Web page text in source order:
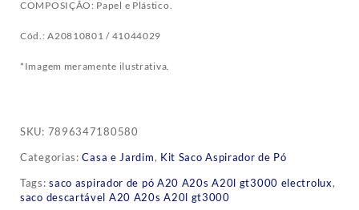
COMPOSIÇÃO: Papel e Plástico.
Cód.: A20810801 / 41044029
*Imagem meramente ilustrativa.
SKU: 7896347180580
Categorias:Casa e Jardim, Kit Saco Aspirador de Pó
Tags:saco aspirador de pó A20 A20s A20l gt3000 electrolux,
saco descartável A20 A20s A20l gt3000